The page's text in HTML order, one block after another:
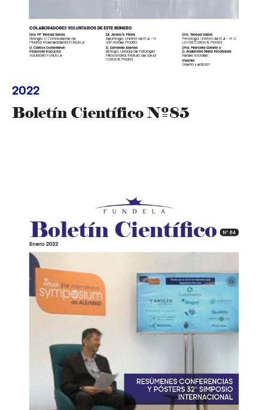
2022
Boletín Científico Nº85